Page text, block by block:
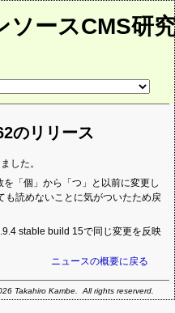
ソースCMS研
のリリース
した。
「個」から「つ」と以前に変更し
読めないことに気がついたため戻
stable build 15で同じ変更を反映
ニュースの概要に戻る
Takahiro Kambe. All rights reserverd.